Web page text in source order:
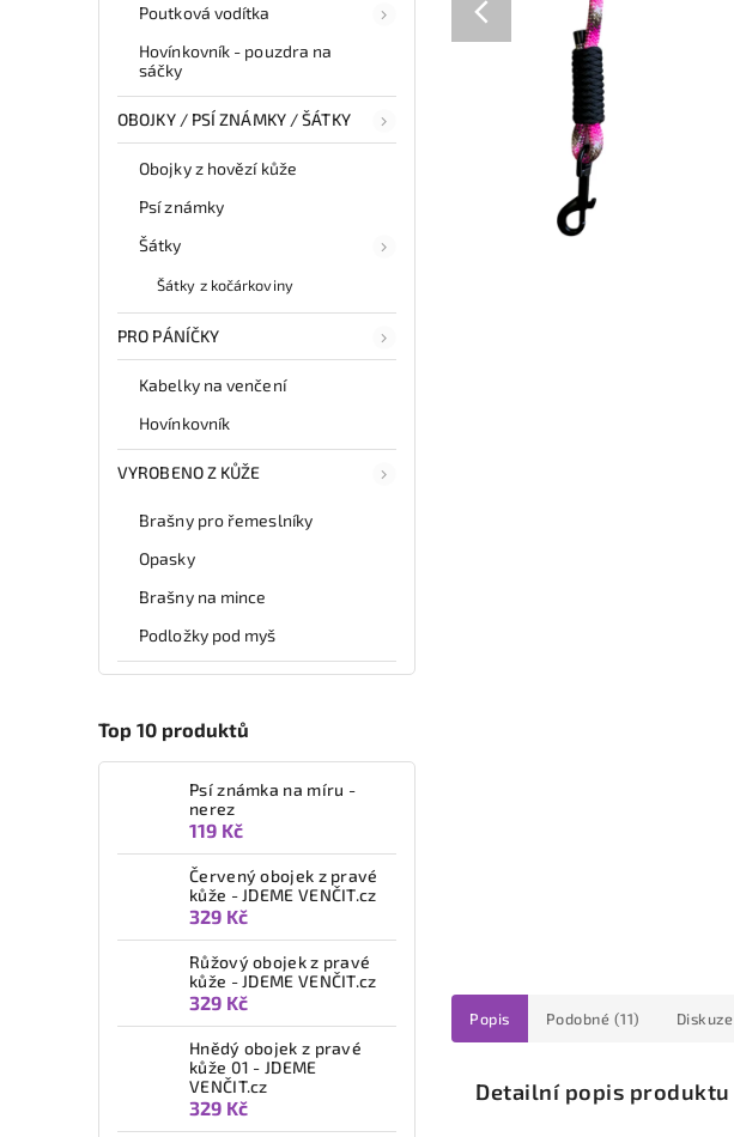
Poutková vodítka
Hovínkovník - pouzdra na
sáčky
OBOJKY / PSÍ ZNÁMKY / ŠÁTKY
Obojky z hovězí kůže
Psí známky
Šátky
Šátky z kočárkoviny
PRO PÁNÍČKY
Kabelky na venčení
Hovínkovník
VYROBENO Z KŮŽE
Brašny pro řemeslníky
Opasky
Brašny na mince
Podložky pod myš
Top 10 produktů
Psí známka na míru -
nerez
119 Kč
Červený obojek z pravé
kůže - JDEME VENČIT.cz
329 Kč
Růžový obojek z pravé
kůže - JDEME VENČIT.cz
329 Kč
Hnědý obojek z pravé
kůže 01 - JDEME
VENČIT.cz
329 Kč
Popis Podobné (11) Diskuze
Detailní popis produktu